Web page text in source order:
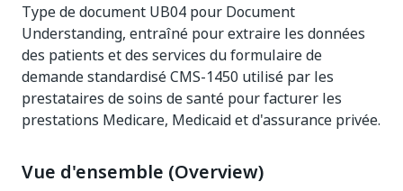
Type de document UB04 pour Document
Understanding, entraîné pour extraire les données
des patients et des services du formulaire de
demande standardisé CMS-1450 utilisé par les
prestataires de soins de santé pour facturer les
prestations Medicare, Medicaid et d'assurance privée.
Vue d'ensemble (Overview)